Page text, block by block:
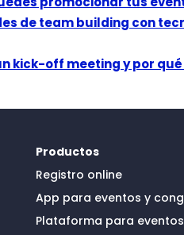
de team building con
kick-off meeting y por
Productos
Registro online
App para eventos y
Plataforma para